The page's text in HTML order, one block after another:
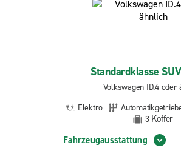
Standardklasse
Volkswagen ID.4 oder
Elektro
3 Koffer
Fahrzeugausstattung